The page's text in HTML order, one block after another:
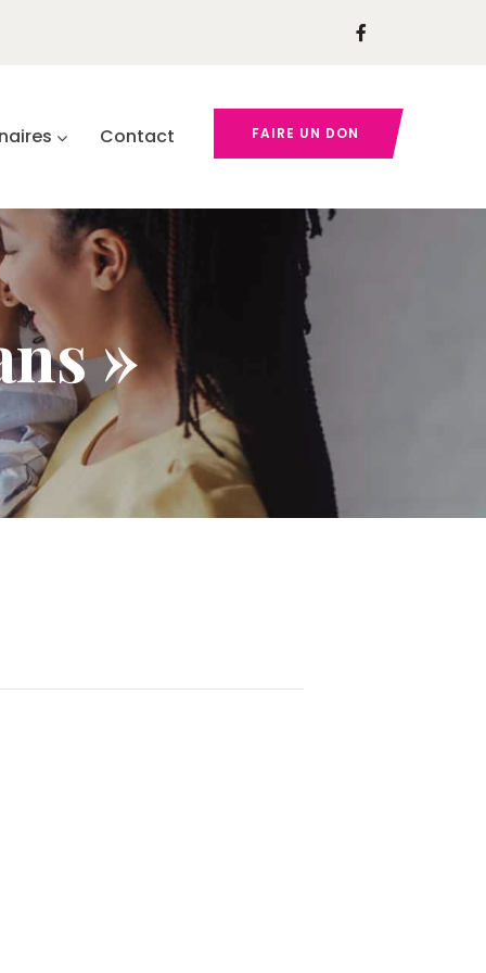
Contact FAIRE UN DON
»